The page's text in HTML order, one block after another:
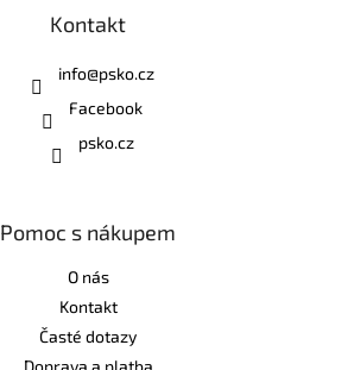
Kontakt
info@psko.cz
Facebook
psko.cz
Pomoc s nákupem
O nás
Kontakt
Časté dotazy